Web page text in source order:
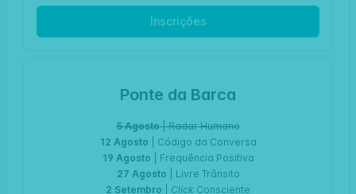
Inscrições
Ponte da Barca
5 Agosto| Radar Humano
12 Agosto | Código da Conversa
19 Agosto | Frequência Positiva
27 Agosto | Livre Trânsito
2 Setembro
Click Consciente